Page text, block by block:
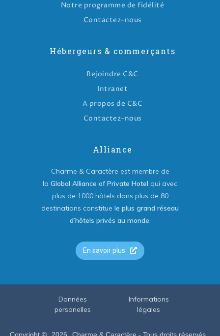
Notre programme de fidélité
Contactez-nous
Hébergeurs & commerçants
Rejoindre C&C
Intranet
A propos de C&C
Contactez-nous
Alliance
Charme & Caractère est membre de
la Global Alliance of Private Hotel qui avec
plus de 1000 hôtels dans plus de 80
destinations constitue le plus grand réseau
d’hôtels privés au monde.
En savoir plus
Données
personelles
Informations
légales